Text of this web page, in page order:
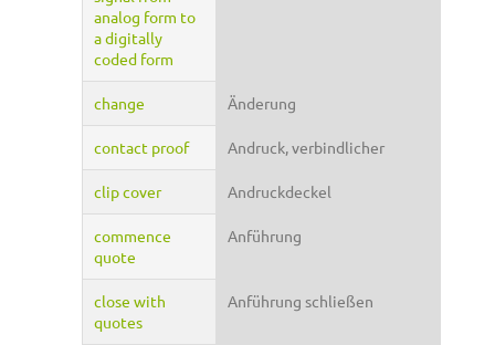
analog form to
a digitally
coded form
change Änderung
contact proof Andruck, verbindlicher
clip cover Andruckdeckel
commence
quote
Anführung
close with
quotes
Anführung schließen